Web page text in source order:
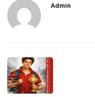
Admin